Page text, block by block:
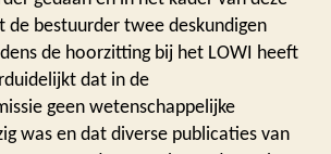
de bestuurder twee deskundigen
de hoorzitting bij het LOWI heeft
dat in de
geen wetenschappelijke
was en dat diverse publicaties van